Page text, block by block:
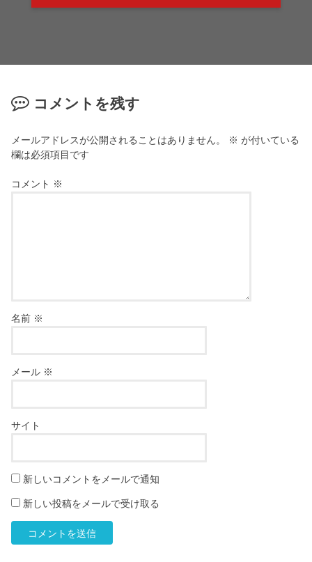
コメントを残す
メールアドレスが公開されることはありません。 ※ が付いている
欄は必須項目です
コメント ※
名前 ※
メール ※
サイト
新しいコメントをメールで通知
新しい投稿をメールで受け取る